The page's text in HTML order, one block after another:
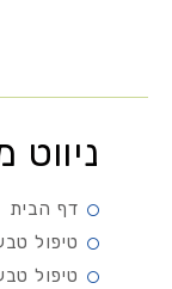
ניווט
דף הבית
טיפול
טיפול